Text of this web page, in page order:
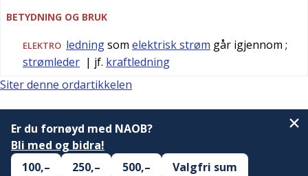
BETYDNING OG BRUK
ELEKTRO ledningsom elektrisk strøm går igjennom ;
strømleder | jf. kraftledning
Siter denne ordartikkelen
Er du fornøyd med NAOB?
Bli med og bidra!
100,–
250,– 500,– Valgfri sum